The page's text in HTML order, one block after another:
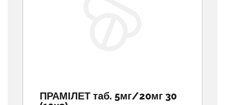
ПРАМІЛЕТ таб. 5мг/20мг 30